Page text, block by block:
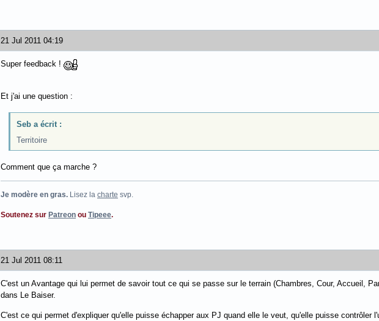
21 Jul 2011 04:19
Super feedback !
Et j'ai une question :
Seb a écrit :
Territoire
Comment que ça marche ?
Je modère en gras. Lisez la charte svp.
Soutenez sur Patreon ou Tipeee.
21 Jul 2011 08:11
C'est un Avantage qui lui permet de savoir tout ce qui se passe sur le terrain (Chambres, Cour, Accueil,
dans Le Baiser.
C'est ce qui permet d'expliquer qu'elle puisse échapper aux PJ quand elle le veut, qu'elle puisse